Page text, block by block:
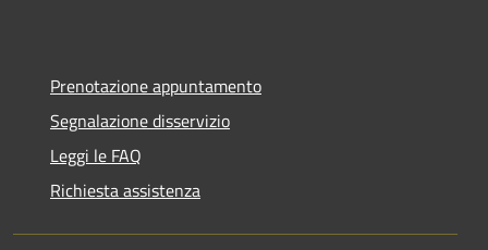
Prenotazione appuntamento
Segnalazione disservizio
Leggi le FAQ
Richiesta assistenza